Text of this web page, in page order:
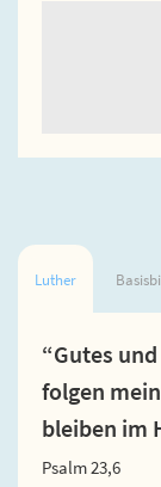
Luther
“Gutes
folgen
bleiben im
Psalm 23,6